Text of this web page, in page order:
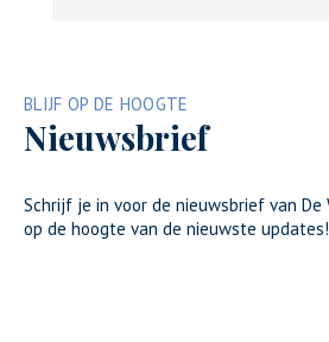
BLIJF OP DE HOOGTE
Nieuwsbrief
Schrijf je in voor de nieuwsbrief van
op de hoogte van de nieuwste updates!